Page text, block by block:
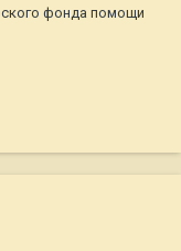
фонда помощи